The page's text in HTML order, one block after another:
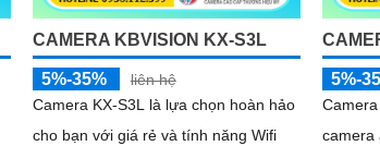
CAMERA KBVISION KX-S3L
5%-35%
liên hệ
Camera KX-S3L là lựa chọn hoàn hảo
cho bạn với giá rẻ và tính năng Wifi
5%-
camera